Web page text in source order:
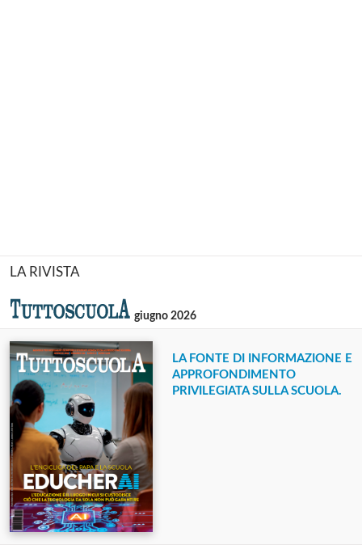
LA RIVISTA
giugno 2026
LA FONTE DI INFORMAZIONE E
APPROFONDIMENTO
PRIVILEGIATA SULLA SCUOLA.